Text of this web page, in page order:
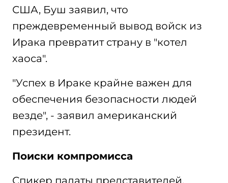
США, Буш заявил, что
преждевременный вывод войск из
Ирака превратит страну в "котел
хаоса".
"Успех в Ираке крайне важен для
обеспечения безопасности людей
везде", - заявил американский
президент.
Поиски компромисса
Спикер палаты представителей,